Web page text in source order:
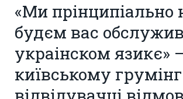
«Ми прінципіально
будєм вас
украінском язикє»
київському